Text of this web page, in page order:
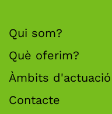
Qui som?
Què oferim?
Àmbits d'actuació
Contacte